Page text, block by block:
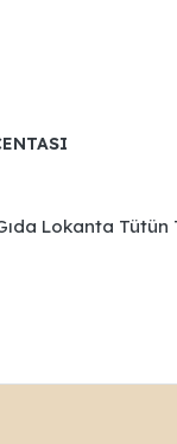
Lokanta